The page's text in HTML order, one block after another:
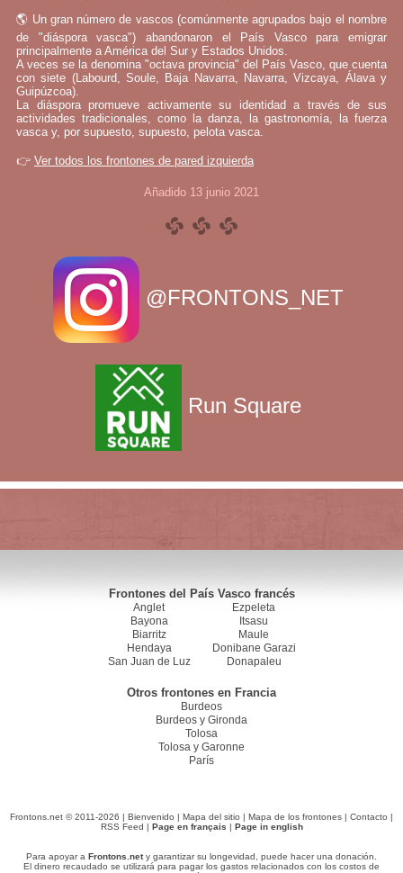
🌎 Un gran número de vascos (comúnmente agrupados bajo el nombre
de "diáspora vasca") abandonaron el País Vasco para emigrar
principalmente a América del Sur y Estados Unidos.
A veces se la denomina "octava provincia" del País Vasco, que cuenta
con siete (Labourd, Soule, Baja Navarra, Navarra, Vizcaya, Álava y
Guipúzcoa).
La diáspora promueve activamente su identidad a través de sus
actividades tradicionales, como la danza, la gastronomía, la fuerza
vasca y, por supuesto, supuesto, pelota vasca.
👉 Ver todos los frontones de pared izquierda
Añadido 13 junio 2021
@FRONTONS_NET
Run Square
Frontones del País Vasco francés
Anglet
Bayona
Biarritz
Hendaya
San Juan de Luz
Ezpeleta
Itsasu
Maule
Donibane Garazi
Donapaleu
Otros frontones en Francia
Burdeos
Burdeos y Gironda
Tolosa
Tolosa y Garonne
París
Frontons.net © 2011-2026 | Bienvenido | Mapa del sitio | Mapa de los frontones | Contacto |
RSS Feed | Page en français | Page in english
Para apoyar a Frontons.nety garantizar su longevidad, puede hacer una donación.
El dinero recaudado se utilizará para pagar los gastos relacionados con los costos de